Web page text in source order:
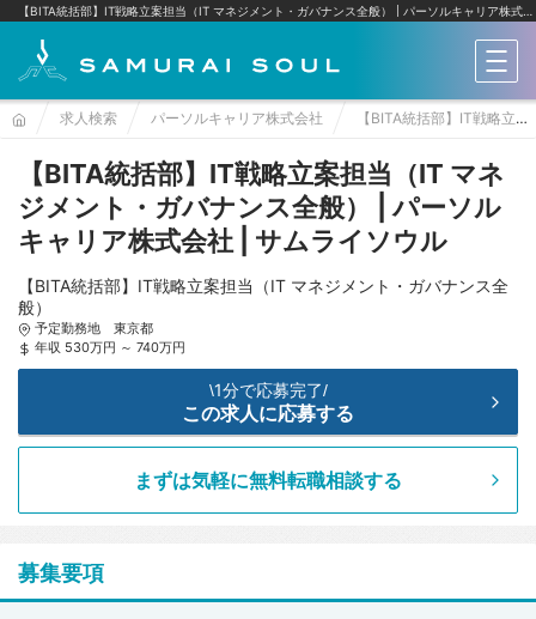
メ
求人検索 パーソルキャリア株式会社 【BITA統括部】IT戦略立案担当（IT マネジメント・ガバナンス全般）
【BITA統括部】IT戦略立案担当（IT マネ
ジメント・ガバナンス全般） | パーソル
キャリア株式会社 | サムライソウル
【BITA統括部】IT戦略立案担当（IT マネジメント・ガバナンス全
般）
予定勤務地 東京都
年収 530万円 ～ 740万円
まずは気軽に無料転職相談する
\1分で応募完了/
この求人に応募する
募集要項